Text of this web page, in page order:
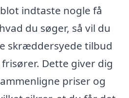
indtaste nogle få
du søger, så vil du
skræddersyede tilbud
Dette giver dig
priser og